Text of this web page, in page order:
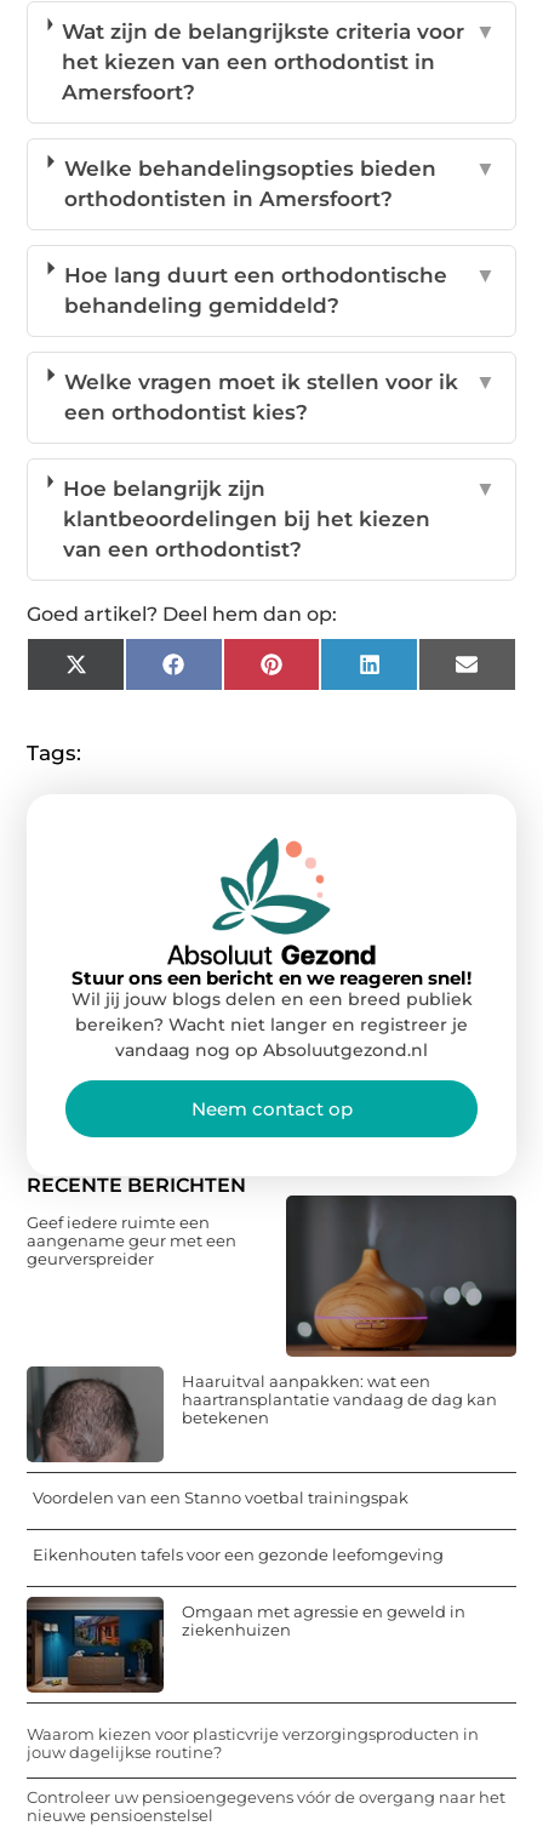
Wat zijn de belangrijkste criteria voor
het kiezen van een orthodontist in
Amersfoort?
▼
Welke behandelingsopties bieden
orthodontisten in Amersfoort?
▼
Hoe lang duurt een orthodontische
behandeling gemiddeld?
▼
Welke vragen moet ik stellen voor ik
een orthodontist kies?
▼
Hoe belangrijk zijn
klantbeoordelingen bij het kiezen
van een orthodontist?
▼
Goed artikel? Deel hem dan op:
X
(Twitter)
FacebookPinterestLinkedInEmail
Tags:
RECENTE BERICHTEN
Geef iedere ruimte een
aangename geur met een
geurverspreider
Haaruitval aanpakken: wat een
haartransplantatie vandaag de dag kan
betekenen
Voordelen van een Stanno voetbal trainingspak
Eikenhouten tafels voor een gezonde leefomgeving
Omgaan met agressie en geweld in
ziekenhuizen
Waarom kiezen voor plasticvrije verzorgingsproducten in
jouw dagelijkse routine?
Controleer uw pensioengegevens vóór de overgang naar het
nieuwe pensioenstelsel
Stuur ons een bericht en we reageren snel!
Wil jij jouw blogs delen en een breed publiek
bereiken? Wacht niet langer en registreer je
vandaag nog op Absoluutgezond.nl
Neem contact op